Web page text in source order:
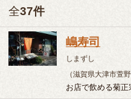
開運そば
かいうんそば
（滋賀県大津市園城寺町33,そば）
お店で飲める菊正宗 ： 上撰
割烹 おお杉